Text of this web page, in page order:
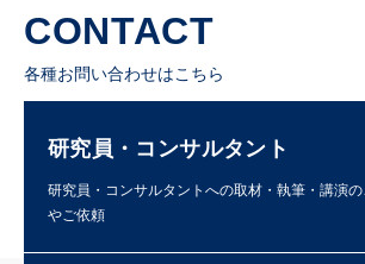
CONTACT
各種お問い合わせはこちら
研究員・コンサルタント
研究員・コンサルタントへの取材・執筆・講演の
やご依頼